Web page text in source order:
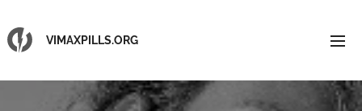
VIMAXPILLS.ORG